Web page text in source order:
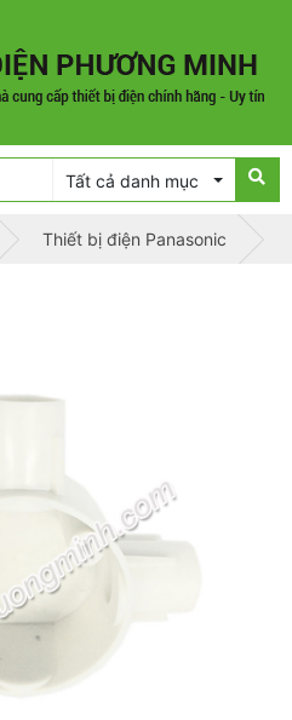
Tất cả danh mục
Thiết bị điện Panasonic